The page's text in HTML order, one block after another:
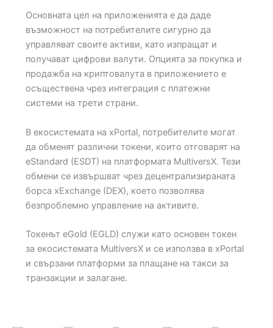
Основната цел на приложенията е да даде
възможност на потребителите сигурно да
управляват своите активи, като изпращат и
получават цифрови валути. Опцията за покупка и
продажба на криптовалута в приложението е
осъществена чрез интеграция с платежни
системи на трети страни.
В екосистемата на xPortal, потребителите могат
да обменят различни токени, които отговарят на
eStandard (ESDT) на платформата MultiversX. Тези
обмени се извършват чрез децентрализираната
борса xExchange (DEX), което позволява
безпроблемно управление на активите.
Токенът eGold (EGLD) служи като основен токен
за екосистемата MultiversX и се използва в xPortal
и свързани платформи за плащане на такси за
транзакции и залагане.